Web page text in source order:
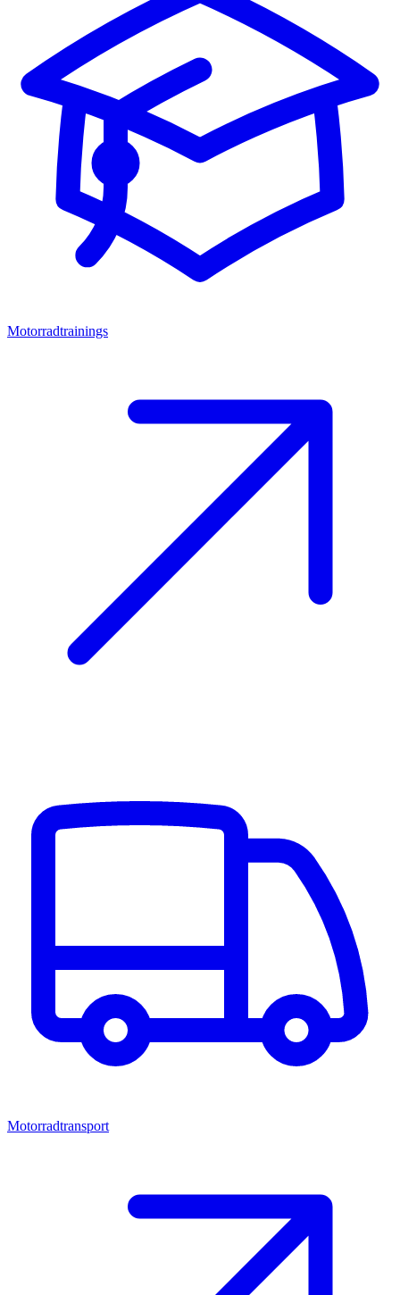
Motorradtrainings
Motorradtransport